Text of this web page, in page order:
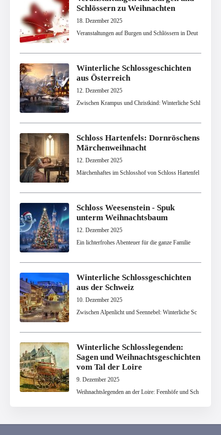
Schlössern zu Weihnachten
18. Dezember 2025
Veranstaltungen auf Burgen und Schlössern in Deut
Winterliche Schlossgeschichten
aus Österreich
12. Dezember 2025
Zwischen Krampus und Christkind: Winterliche Schl
Schloss Hartenfels: Dornröschens
Märchenweihnacht
12. Dezember 2025
Märchenhaftes im Schlosshof von Schloss Hartenfel
Schloss Weesenstein - Spuk
unterm Weihnachtsbaum
12. Dezember 2025
Ein lichterfrohes Abenteuer für die ganze Familie
Winterliche Schlossgeschichten
aus der Schweiz
10. Dezember 2025
Zwischen Alpenlicht und Seennebel: Winterliche Sc
Winterliche Schlosslegenden:
Sagen und Weihnachtsgeschichten
vom Tal der Loire
9. Dezember 2025
Weihnachtslegenden an der Loire: Feenhöfe und Sch